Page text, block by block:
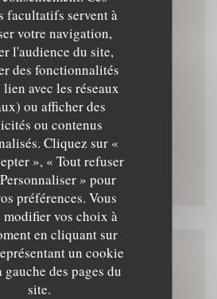
facultatifs servent à
votre navigation,
l'audience du site,
des fonctionnalités
avec les réseaux
ou afficher des
ou contenus
Cliquez sur «
», « Tout refuser
» pour
préférences. Vous
modifier vos choix à
en cliquant sur
un cookie
gauche des pages du
site.
Contact
Voltaire 13200 Arles
09 82 27 28 33
Instagram ((ouvre une
contacter